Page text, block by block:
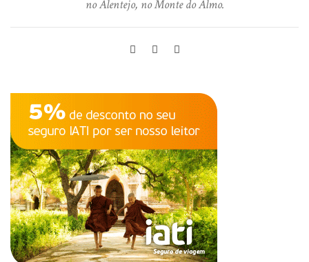
no Alentejo, no Monte do Almo.